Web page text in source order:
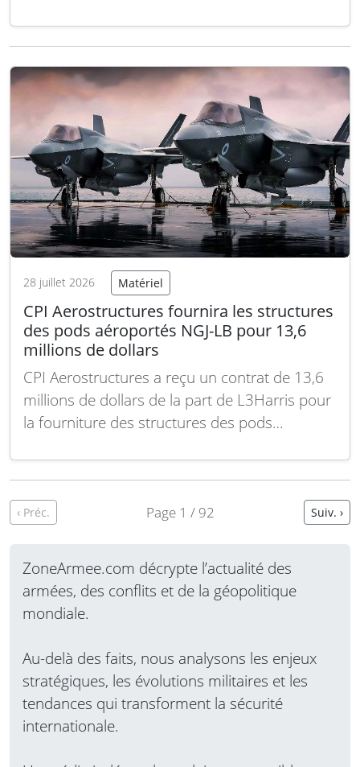
services aériens d’urgence, alerte sur le fait
saisons d’incendies aussi longues et intenses.
Son directeur général… Lire la suite
28 juillet 2026 Matériel
CPI Aerostructures fournira les structures
des pods aéroportés NGJ-LB pour 13,6
millions de dollars
CPI Aerostructures a reçu un contrat de 13,6
millions de dollars de la part de L3Harris pour
la fourniture des structures des pods
Generation Jammer-Low Band (NGJ-LB). Cette
non définitive qui s’élevait à 12,1 millions de
‹ Préc. Page 1 / 92 Suiv. ›
ZoneArmee.com décrypte l’actualité des
armées, des conflits et de la géopolitique
mondiale.
Au-delà des faits, nous analysons les enjeux
stratégiques, les évolutions militaires et les
tendances qui transforment la sécurité
internationale.